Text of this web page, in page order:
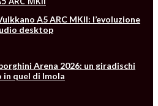
A5 ARC MKII: l’evoluzione
desktop
Arena 2026: un giradischi
quel di Imola